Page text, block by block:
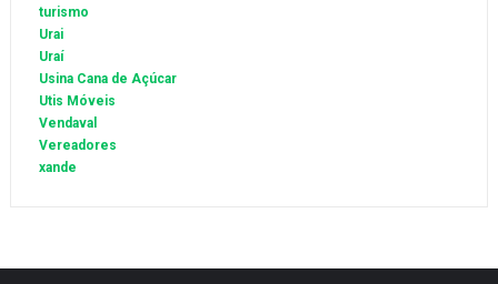
turismo
Urai
Uraí
Usina Cana de Açúcar
Utis Móveis
Vendaval
Vereadores
xande